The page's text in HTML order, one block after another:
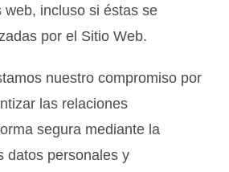
web, incluso si éstas se
por el Sitio Web.
nuestro compromiso por
las relaciones
segura mediante la
datos personales y